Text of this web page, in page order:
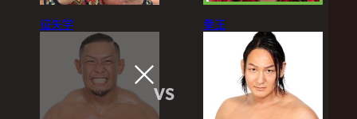
征矢学
VS
拳王